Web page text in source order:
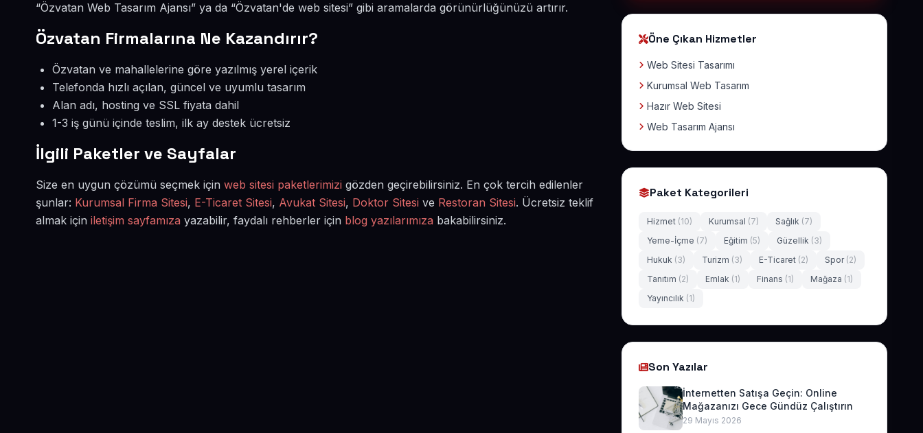
“Özvatan Web Tasarım Ajansı” ya da “Özvatan'de web sitesi” gibi aramalarda görünürlüğünüzü artırır.
Özvatan Firmalarına Ne Kazandırır?
Özvatan ve mahallelerine göre yazılmış yerel içerik
Telefonda hızlı açılan, güncel ve uyumlu tasarım
Alan adı, hosting ve SSL fiyata dahil
1-3 iş günü içinde teslim, ilk ay destek ücretsiz
İlgili Paketler ve Sayfalar
Size en uygun çözümü seçmek için web sitesi paketlerimizi gözden geçirebilirsiniz. En çok tercih edilenler
şunlar: Kurumsal Firma Sitesi, E-Ticaret Sitesi, Avukat Sitesi, Doktor Sitesi ve Restoran Sitesi. Ücretsiz teklif
almak için iletişim sayfamıza yazabilir, faydalı rehberler için blog yazılarımıza bakabilirsiniz.
Öne Çıkan Hizmetler
Web Sitesi Tasarımı
Kurumsal Web Tasarım
Hazır Web Sitesi
Web Tasarım Ajansı
Paket Kategorileri
Hizmet (10) Kurumsal (7) Sağlık (7)
Yeme-İçme (7) Eğitim (5) Güzellik (3)
Hukuk (3) Turizm (3) E-Ticaret (2) Spor (2)
Tanıtım (2) Emlak (1) Finans (1) Mağaza (1)
Yayıncılık (1)
Son Yazılar
İnternetten Satışa Geçin: Online
Mağazanızı Gece Gündüz Çalıştırın
29 Mayıs 2026